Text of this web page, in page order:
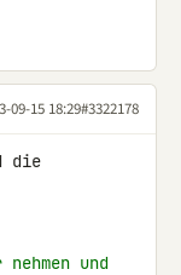
09-15 18:29#3322178
die
und